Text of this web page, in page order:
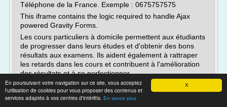
X
En poursuivant votre navigation sur ce site, vous acceptez
l'utilisation de cookies pour vous proposer des contenus et
services adaptés à vos centres d'intérêts. En savoir plus
Téléphone de la France. Exemple : 0675757575
This iframe contains the logic required to handle Ajax
powered Gravity Forms.
Les cours particuliers à domicile permettent aux étudiants
de progresser dans leurs études et d'obtenir des bons
résultats aux examens. Ils aident également à rattraper
les retards dans les cours et contribuent à l'amélioration
des résultats et à se perfectionner....
Lire la suite